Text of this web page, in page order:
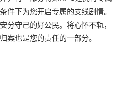
件下为您开启专属的支线剧情。
分守己的好公民。将心怀不轨，
案也是您的责任的一部分。